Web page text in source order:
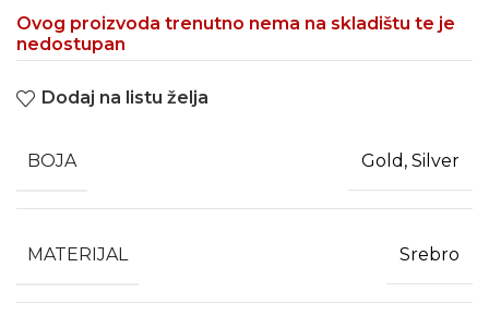
Ovog proizvoda trenutno nema na skladištu te je
nedostupan
Dodaj na listu želja
BOJA Gold, Silver
MATERIJAL Srebro